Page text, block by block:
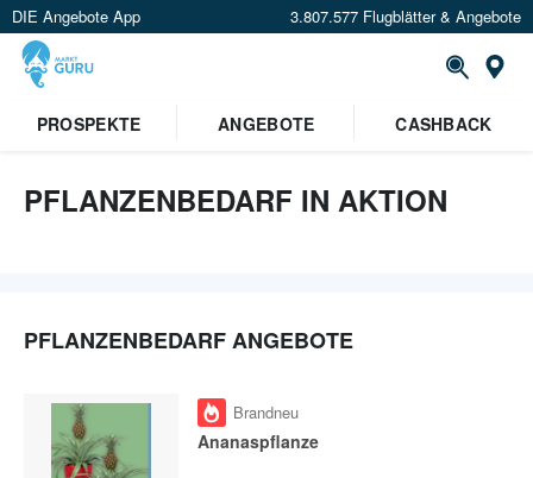
DIE Angebote App 3.807.577 Flugblätter & Angebote
PROSPEKTE
ANGEBOTE CASHBACK
PFLANZENBEDARF IN AKTION
PFLANZENBEDARF ANGEBOTE
Brandneu
Ananaspflanze